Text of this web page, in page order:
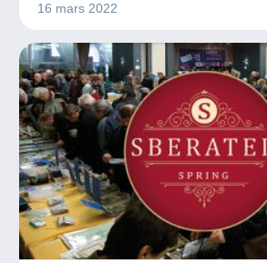
16 mars 2022